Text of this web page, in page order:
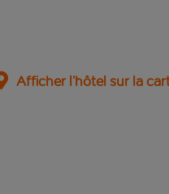
Afficher l’hôtel sur la